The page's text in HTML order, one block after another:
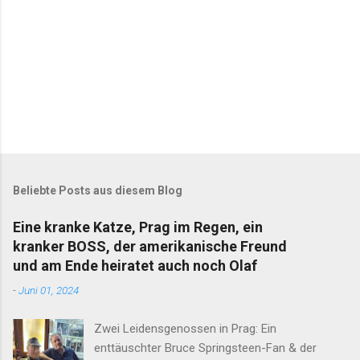
Beliebte Posts aus diesem Blog
Eine kranke Katze, Prag im Regen, ein
kranker BOSS, der amerikanische Freund
und am Ende heiratet auch noch Olaf
-Juni 01, 2024
Zwei Leidensgenossen in Prag: Ein
enttäuschter Bruce Springsteen-Fan & der